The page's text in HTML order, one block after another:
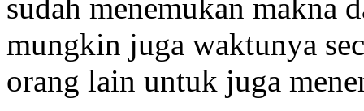
sudah menemukan makna
mungkin juga waktunya
orang lain untuk juga